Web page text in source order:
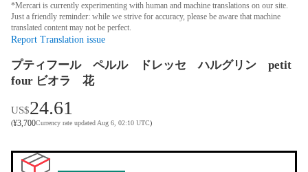
*Mercari is currently experimenting with human and machine translations on our site.
Just a friendly reminder: while we strive for accuracy, please be aware that machine
translated content may not be perfect.
Report Translation issue
プティフール ペルル ドレッセ ハルグリン petit
four ビオラ 花
US$24.61
(¥3,700Currency rate updated Aug 6, 02:10 UTC)